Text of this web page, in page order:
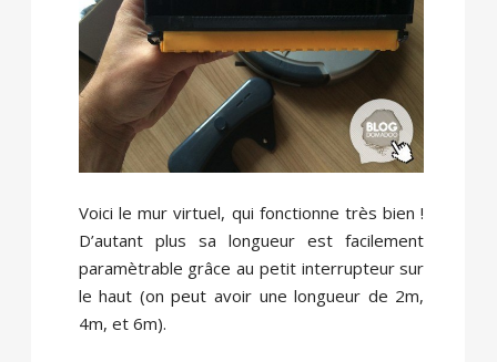
Voici le mur virtuel, qui fonctionne très bien !
D’autant plus sa longueur est facilement
paramètrable grâce au petit interrupteur sur
le haut (on peut avoir une longueur de 2m,
4m, et 6m).